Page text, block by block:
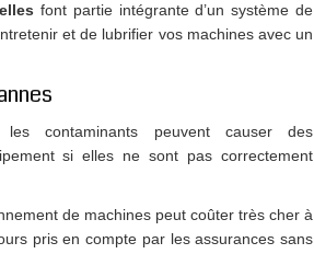
font partie intégrante d’un système de
et de lubrifier vos machines avec un
contaminants peuvent causer des
si elles ne sont pas correctement
de machines peut coûter très cher à
pris en compte par les assurances sans